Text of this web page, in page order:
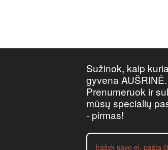
Sužinok, kaip
gyvena AUŠRINĖ.
Prenumeruok ir
mūsų specialių
- pirmas!